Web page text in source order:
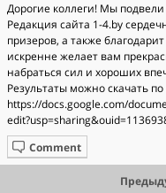
Дорогие коллеги! Мы
Редакция сайта 1-4.by
призеров, а также
искренне желает вам
набраться сил и хороших
Результаты можно скачать
https://docs.google.com/
Comment